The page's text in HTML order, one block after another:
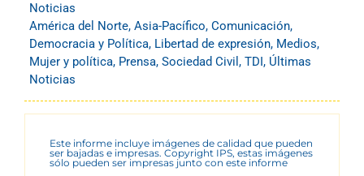
Noticias
América del Norte, Asia-Pacífico, Comunicación,
Democracia y Política, Libertad de expresión, Medios,
Mujer y política, Prensa, Sociedad Civil , TDI, Últimas
Noticias
Este informe incluye imágenes de calidad que pueden
ser bajadas e impresas. Copyright IPS, estas imágenes
sólo pueden ser impresas junto con este informe